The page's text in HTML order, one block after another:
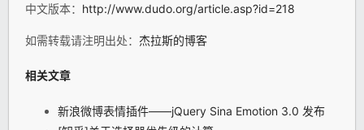
中文版本： http://www.dudo.org/article.asp?id=218
如需转载请注明出处： 杰拉斯的博客
相关文章
新浪微博表情插件——jQuery Sina Emotion 3.0 发布